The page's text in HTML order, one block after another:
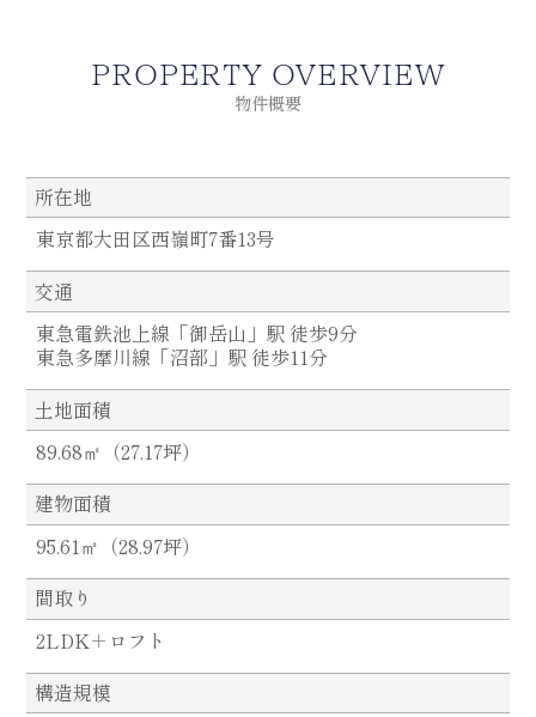
PROPERTY OVERVIEW
物件概要
所在地
東京都大田区西嶺町7番13号
交通
東急電鉄池上線「御岳山」駅 徒歩9分
東急多摩川線「沼部」駅 徒歩11分
土地面積
89.68㎡（27.17坪）
建物面積
95.61㎡（28.97坪）
間取り
2LDK＋ロフト
構造規模